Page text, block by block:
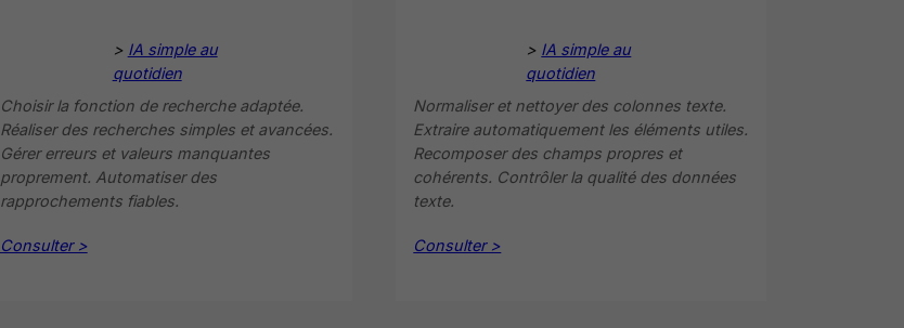
> IA simple au
quotidien
Choisir la fonction de recherche adaptée.
Réaliser des recherches simples et avancées.
Gérer erreurs et valeurs manquantes
proprement. Automatiser des
rapprochements fiables.
Consulter >
> IA simple au
quotidien
Normaliser et nettoyer des colonnes texte.
Extraire automatiquement les éléments utiles.
Recomposer des champs propres et
cohérents. Contrôler la qualité des données
texte.
Consulter >